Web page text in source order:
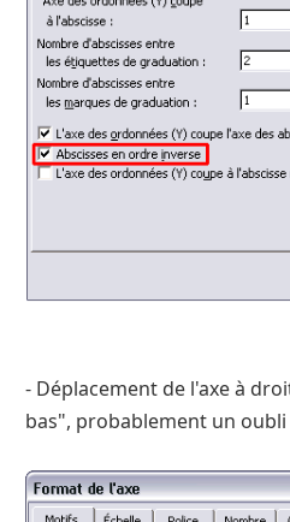
- Déplacement de l'axe à
bas", probablement un